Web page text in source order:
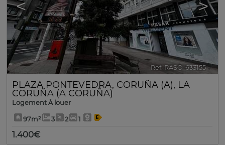
< >
Ref. RASO-633155 🔗
PLAZA PONTEVEDRA, CORUÑA (A), LA
CORUÑA (A CORUÑA)
Logement À louer
97m² 3 2 1
1.400€